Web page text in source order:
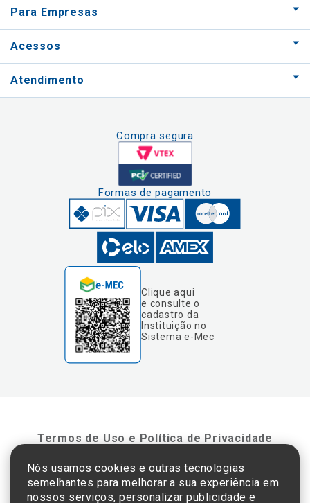
Para Empresas
Acessos
Atendimento
Compra segura
Formas de pagamento
Clique aqui
e consulte o
cadastro da
Instituição no
Sistema e-Mec
Termos de Uso e Política de Privacidade
©2025 Einstein Hospital Israelita -TODOS OS DIREITOS RESERVADOS
Nós usamos cookies e outras tecnologias
semelhantes para melhorar a sua experiência em
nossos serviços, personalizar publicidade e